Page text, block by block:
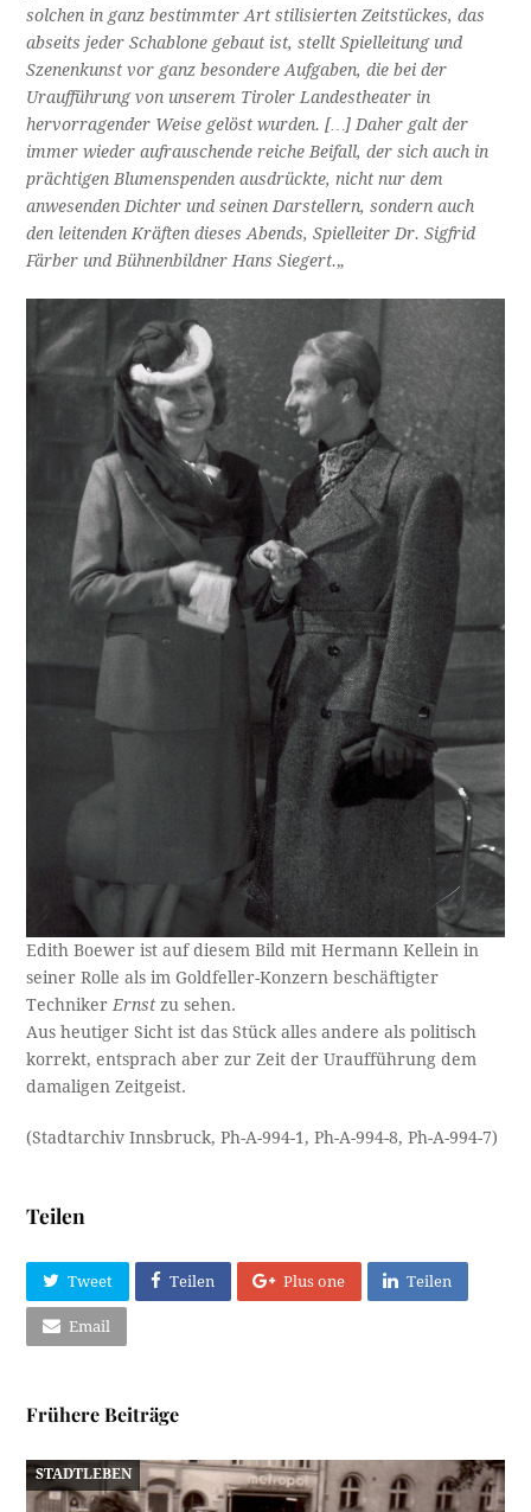
solchen in ganz bestimmter Art stilisierten Zeitstückes, das
abseits jeder Schablone gebaut ist, stellt Spielleitung und
Szenenkunst vor ganz besondere Aufgaben, die bei der
Uraufführung von unserem Tiroler Landestheater in
hervorragender Weise gelöst wurden. […] Daher galt der
immer wieder aufrauschende reiche Beifall, der sich auch in
prächtigen Blumenspenden ausdrückte, nicht nur dem
anwesenden Dichter und seinen Darstellern, sondern auch
den leitenden Kräften dieses Abends, Spielleiter Dr. Sigfrid
Färber und Bühnenbildner Hans Siegert.„
Edith Boewer ist auf diesem Bild mit Hermann Kellein in
seiner Rolle als im Goldfeller-Konzern beschäftigter
Techniker Ernstzu sehen.
Aus heutiger Sicht ist das Stück alles andere als politisch
korrekt, entsprach aber zur Zeit der Uraufführung dem
damaligen Zeitgeist.
(Stadtarchiv Innsbruck, Ph-A-994-1, Ph-A-994-8, Ph-A-994-7)
Teilen
Tweet Teilen Plus one Teilen
Email
Frühere Beiträge
STADTLEBEN